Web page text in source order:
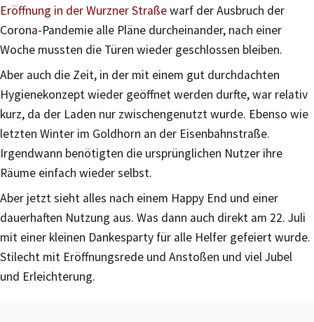
Eröffnung in der Wurzner Straßewarf der Ausbruch der
Corona-Pandemie alle Pläne durcheinander, nach einer
Woche mussten die Türen wieder geschlossen bleiben.
Aber auch die Zeit, in der mit einem gut durchdachten
Hygienekonzept wieder geöffnet werden durfte, war relativ
kurz, da der Laden nur zwischengenutzt wurde. Ebenso wie
letzten Winter im Goldhorn an der Eisenbahnstraße.
Irgendwann benötigten die ursprünglichen Nutzer ihre
Räume einfach wieder selbst.
Aber jetzt sieht alles nach einem Happy End und einer
dauerhaften Nutzung aus. Was dann auch direkt am 22. Juli
mit einer kleinen Dankesparty für alle Helfer gefeiert wurde.
Stilecht mit Eröffnungsrede und Anstoßen und viel Jubel
und Erleichterung.